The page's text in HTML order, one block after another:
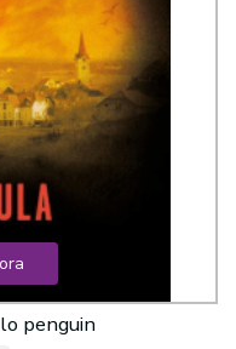
penguin